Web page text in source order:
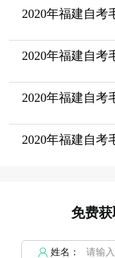
免费
姓名：